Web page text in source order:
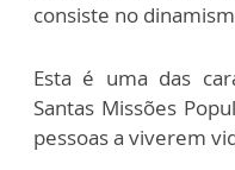
consiste no
Esta é uma das
Santas Missões
pessoas a viverem